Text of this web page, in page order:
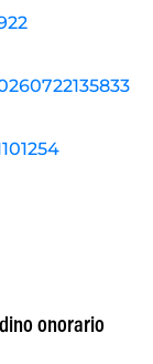
onorario